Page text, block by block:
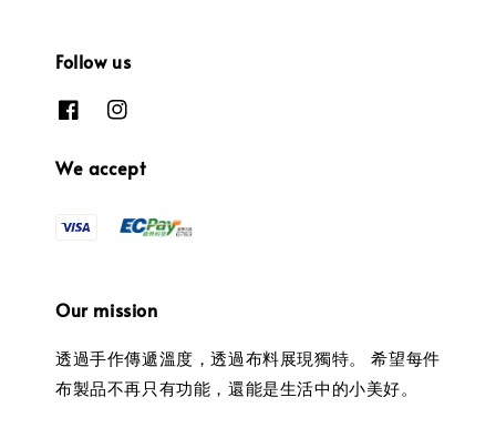
Follow us
We accept
Our mission
透過手作傳遞溫度，透過布料展現獨特。 希望每件
布製品不再只有功能，還能是生活中的小美好。